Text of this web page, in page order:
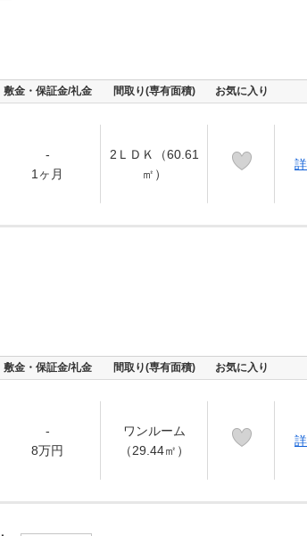
敷金・保証金/礼金 間取り(専有面積) お気に入り
-
1ヶ月
2ＬＤＫ（60.61
㎡）
敷金・保証金/礼金 間取り(専有面積) お気に入り
-
8万円
ワンルーム
（29.44㎡）